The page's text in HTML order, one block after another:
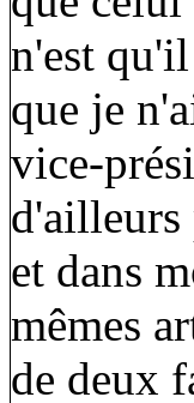
n'est
que je
vice-
d'ailleurs
et dans
mêmes
de deux